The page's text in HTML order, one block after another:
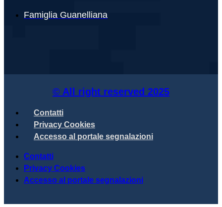
Famiglia Guanelliana
© All right reserved 2025
Contatti
Privacy Cookies
Accesso al portale segnalazioni
Contatti
Privacy Cookies
Accesso al portale segnalazioni